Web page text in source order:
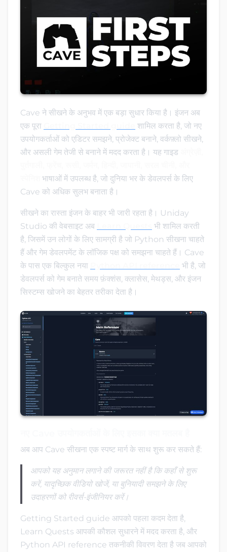
Cave ने सीखने के अनुभव में एक बड़ा सुधार किया है। इंजन अब
एक पूरा
शामिल करता है, जो नए
उपयोगकर्ताओं को एडिटर समझने, प्रोजेक्ट बनाने, वर्कफ़्लो सीखने,
और असली गेम तेजी से बनाने में मदद करता है। यह गाइड
भाषाओं में उपलब्ध है, जो दुनिया भर के डेवलपर्स के लिए
Cave को अधिक सुलभ बनाता है।
सीखने का रास्ता इंजन के बाहर भी जारी रहता है। Uniday
Studio की वेबसाइट अब
भी शामिल करती
है, जिसमें उन लोगों के लिए सामग्री है जो Python सीखना चाहते
हैं और गेम डेवलपमेंट के लॉजिक पक्ष को समझना चाहते हैं। Cave
के पास एक बिल्कुल नया
भी है, जो
डेवलपर्स को गेम बनाते समय फ़ंक्शंस, क्लासेस, मेथड्स, और इंजन
सिस्टम्स खोजने का बेहतर तरीका देता है।
अब आप Cave सीखना एक स्पष्ट मार्ग के साथ शुरू कर सकते हैं:
आपको यह अनुमान लगाने की जरूरत नहीं है कि कहाँ से शुरू
करें, यादृच्छिक वीडियो खोजें, या बुनियादी समझने के लिए
उदाहरणों को रीवर्स-इंजीनियर करें।
Getting Started guide आपको पहला कदम देता है,
Learn Quests आपकी कौशल सुधारने में मदद करता है, और
Python API reference तकनीकी विवरण देता है जब आपको